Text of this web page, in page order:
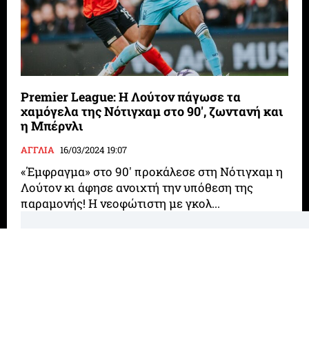
Premier League: Η Λούτον πάγωσε τα
χαμόγελα της Νότιγχαμ στο 90′, ζωντανή και
η Μπέρνλι
ΑΓΓΛΙΑ 16/03/2024 19:07
«Έμφραγμα» στο 90' προκάλεσε στη Νότιγχαμ η
Λούτον κι άφησε ανοιχτή την υπόθεση της
παραμονής! Η νεοφώτιστη με γκολ...